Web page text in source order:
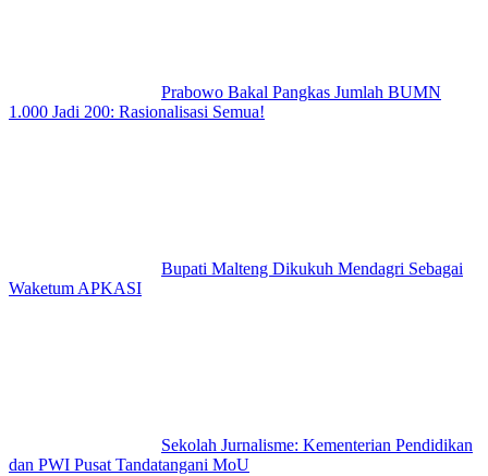
Prabowo Bakal Pangkas Jumlah BUMN
1.000 Jadi 200: Rasionalisasi Semua!
Bupati Malteng Dikukuh Mendagri Sebagai
Waketum APKASI
Sekolah Jurnalisme: Kementerian Pendidikan
dan PWI Pusat Tandatangani MoU